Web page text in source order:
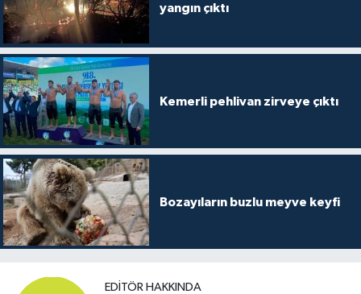
yangın çıktı
Kemerli pehlivan zirveye çıktı
Bozayıların buzlu meyve keyfi
EDITÖR HAKKINDA